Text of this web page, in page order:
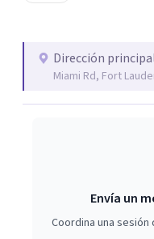
Dirección
Miami Rd, Fort
Envía un
Coordina una